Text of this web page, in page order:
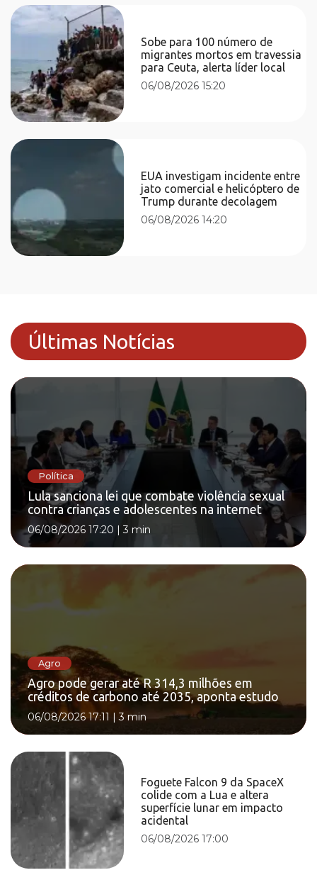
Sobe para 100 número de
migrantes mortos em travessia
para Ceuta, alerta líder local
06/08/2026 15:20
EUA investigam incidente entre
jato comercial e helicóptero de
Trump durante decolagem
06/08/2026 14:20
Últimas Notícias
Política
Lula sanciona lei que combate violência sexual
contra crianças e adolescentes na internet
06/08/2026 17:20 |3 min
Agro
Agro pode gerar até R 314,3 milhões em
créditos de carbono até 2035, aponta estudo
06/08/2026 17:11 |3 min
Foguete Falcon 9 da SpaceX
colide com a Lua e altera
superfície lunar em impacto
acidental
06/08/2026 17:00